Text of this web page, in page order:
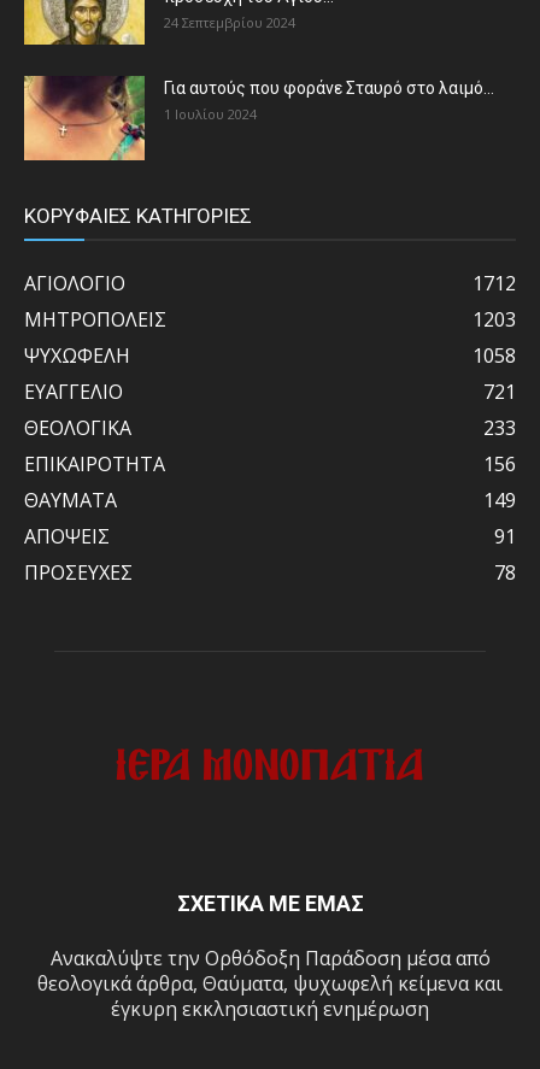
24 Σεπτεμβρίου 2024
Για αυτούς που φοράνε Σταυρό στο λαιμό…
1 Ιουλίου 2024
ΚΟΡΥΦΑΙΕΣ ΚΑΤΗΓΟΡΙΕΣ
ΑΓΙΟΛΟΓΙΟ
1712
ΜΗΤΡΟΠΟΛΕΙΣ
1203
ΨΥΧΩΦΕΛΗ
1058
ΕΥΑΓΓΕΛΙΟ
721
ΘΕΟΛΟΓΙΚΑ
233
ΕΠΙΚΑΙΡΟΤΗΤΑ
156
ΘΑΥΜΑΤΑ
149
ΑΠΟΨΕΙΣ
91
ΠΡΟΣΕΥΧΕΣ
78
ΣΧΕΤΙΚΑ ΜΕ ΕΜΑΣ
Ανακαλύψτε την Ορθόδοξη Παράδοση μέσα από
θεολογικά άρθρα, Θαύματα, ψυχωφελή κείμενα και
έγκυρη εκκλησιαστική ενημέρωση